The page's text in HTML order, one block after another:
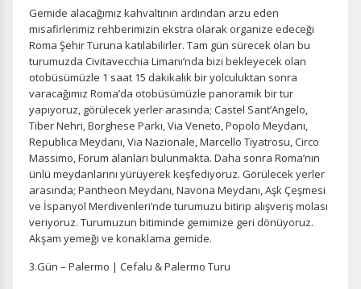
Gemide alacağımız kahvaltının ardından arzu eden
misafirlerimiz rehberimizin ekstra olarak organize edeceği
Roma Şehir Turuna katılabilirler. Tam gün sürecek olan bu
turumuzda Civitavecchia Limanı’nda bizi bekleyecek olan
otobüsümüzle 1 saat 15 dakikalık bir yolculuktan sonra
varacağımız Roma’da otobüsümüzle panoramik bir tur
yapıyoruz, görülecek yerler arasında; Castel Sant’Angelo,
Tiber Nehri, Borghese Parkı, Via Veneto, Popolo Meydanı,
Republica Meydanı, Via Nazionale, Marcello Tiyatrosu, Circo
Massimo, Forum alanları bulunmakta. Daha sonra Roma’nın
ünlü meydanlarını yürüyerek keşfediyoruz. Görülecek yerler
arasında; Pantheon Meydanı, Navona Meydanı, Aşk Çeşmesi
ve İspanyol Merdivenleri’nde turumuzu bitirip alışveriş molası
veriyoruz. Turumuzun bitiminde gemimize geri dönüyoruz.
Akşam yemeği ve konaklama gemide.
3.Gün – Palermo | Cefalu & Palermo Turu